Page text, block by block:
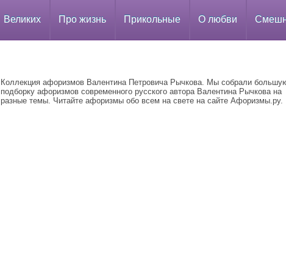
Великих Про жизнь Прикольные О любви
Коллекция афоризмов Валентина Петровича Рычкова. Мы собрали
подборку афоризмов современного русского автора Валентина Рычкова на
разные темы. Читайте афоризмы обо всем на свете на сайте Афоризмы.ру.